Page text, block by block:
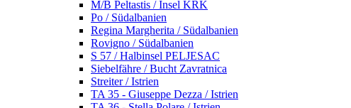
M/B Peltastis / Insel KRK
Po / Südalbanien
Regina Margherita / Südalbanien
Rovigno / Südalbanien
S 57 / Halbinsel PELJESAC
Siebelfähre / Bucht Zavratnica
Streiter / Istrien
TA 35 - Giuseppe Dezza / Istrien